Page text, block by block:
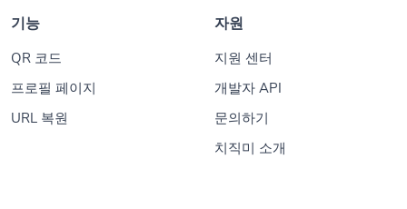
기능
QR 코드
프로필 페이지
URL 복원
자원
지원 센터
개발자 API
문의하기
치직미 소개